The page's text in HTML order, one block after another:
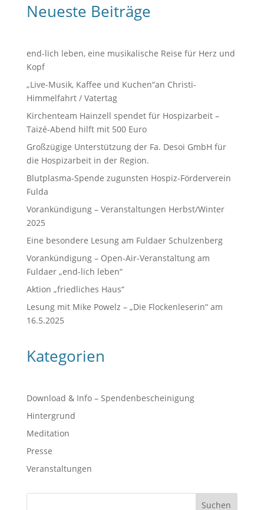
Neueste Beiträge
end-lich leben, eine musikalische Reise für Herz und
Kopf
„Live-Musik, Kaffee und Kuchen“an Christi-
Himmelfahrt / Vatertag
Kirchenteam Hainzell spendet für Hospizarbeit –
Taizé-Abend hilft mit 500 Euro
Großzügige Unterstützung der Fa. Desoi GmbH für
die Hospizarbeit in der Region.
Blutplasma-Spende zugunsten Hospiz-Förderverein
Fulda
Vorankündigung – Veranstaltungen Herbst/Winter
2025
Eine besondere Lesung am Fuldaer Schulzenberg
Vorankündigung – Open-Air-Veranstaltung am
Fuldaer „end-lich leben“
Aktion „friedliches Haus“
Lesung mit Mike Powelz – „Die Flockenleserin“ am
16.5.2025
Kategorien
Download & Info – Spendenbescheinigung
Hintergrund
Meditation
Presse
Veranstaltungen
Suchen